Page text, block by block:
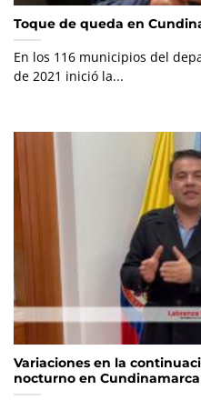
Toque de queda en
En los 116 municipios del
de 2021 inició la...
Variaciones en la
nocturno en Cundinamarca